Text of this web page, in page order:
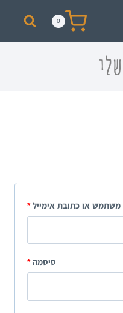
0
או כתובת אימייל*
סיסמה*